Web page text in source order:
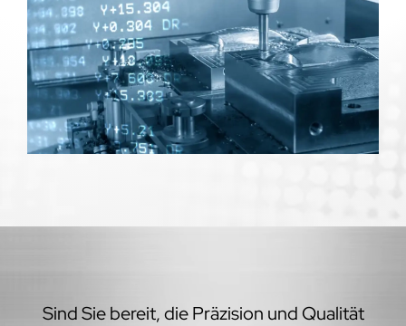
Sind Sie bereit, die Präzision und Qualität